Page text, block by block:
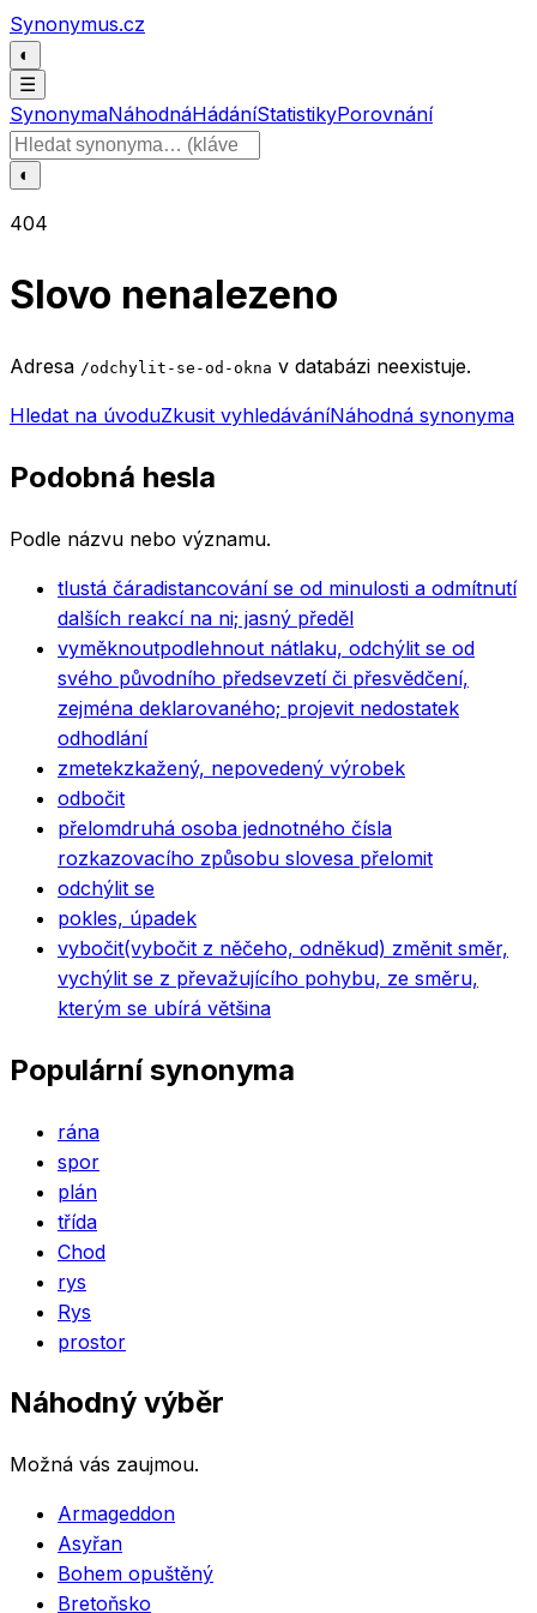
Přeskočit na obsah
Synonymus.cz
◐
☰
SynonymaNáhodnáHádáníStatistikyPorovnání
Hledat slovo
◐
404
Slovo nenalezeno
Adresa /odchylit-se-od-okna v databázi neexistuje.
Hledat na úvoduZkusit vyhledáváníNáhodná synonyma
Podobná hesla
Podle názvu nebo významu.
tlustá čáradistancování se od minulosti a odmítnutí
dalších reakcí na ni; jasný předěl
vyměknoutpodlehnout nátlaku, odchýlit se od
svého původního předsevzetí či přesvědčení,
zejména deklarovaného; projevit nedostatek
odhodlání
zmetekzkažený, nepovedený výrobek
odbočit
přelomdruhá osoba jednotného čísla
rozkazovacího způsobu slovesa přelomit
odchýlit se
pokles, úpadek
vybočit(vybočit z něčeho, odněkud) změnit směr,
vychýlit se z převažujícího pohybu, ze směru,
kterým se ubírá většina
Populární synonyma
rána
spor
plán
třída
Chod
rys
Rys
prostor
Náhodný výběr
Možná vás zaujmou.
Armageddon
Asyřan
Bohem opuštěný
Bretoňsko